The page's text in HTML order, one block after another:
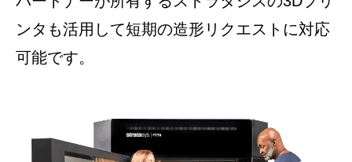
ンタも活用して短期の造形リクエストに対応
可能です。